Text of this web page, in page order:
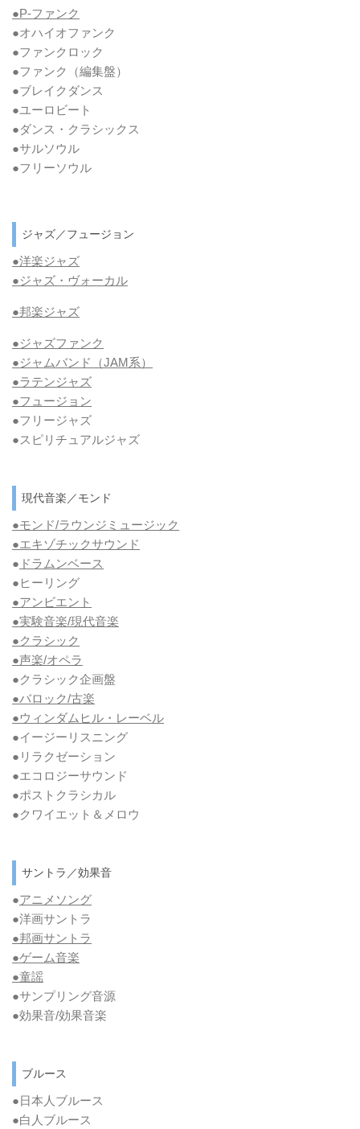
●P-ファンク
●オハイオファンク
●ファンクロック
●ファンク
（編集盤）
●ブレイクダンス
●ユーロビート
●ダンス・クラシックス
●サルソウル
●フリーソウル
ジャズ／フュージョン
●洋楽ジャズ
●ジャズ・ヴォーカル
●邦楽ジャズ
●ジャズファンク
●ジャムバンド（JAM系）
●ラテンジャズ
●フュージョン
●フリージャズ
●スピリチュアルジャズ
現代音楽／モンド
●モンド/ラウンジミュージック
●エキゾチックサウンド
● ドラムンベース
●ヒーリング
●アンビエント
●実験音楽/現代音楽
●クラシック
●声楽/オペラ
●クラシック企画盤
●バロック/古楽
●ウィンダムヒル・レーベル
●イージーリスニング
●リラクゼーション
●エコロジーサウンド
●ポストクラシカル
●クワイエット＆メロウ
サントラ／効果音
●アニメソング
●洋画サントラ
●邦画サントラ
●ゲーム音楽
●童謡
●サンプリング音源
●効果音/効果音楽
ブルース
●日本人ブルース
●白人ブルース